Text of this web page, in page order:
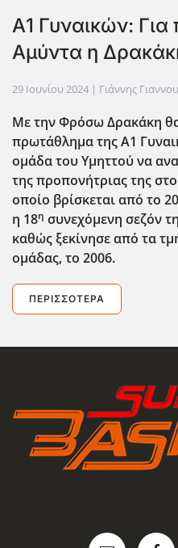
Α1 Γυναικών:
Αμύντα η
29 Ιουνίου 2024 | Γιάννης
Με την Φρόσω Δρακάκη
πρωτάθλημα της Α1
ομάδα του Υμηττού να
της προπονήτριας της
οποίο βρίσκεται από το
η 18η συνεχόμενη σεζόν
καθώς ξεκίνησε από τα
ομάδας, το 2006.
ΠΕΡΙΣΣΌΤΕΡΑ